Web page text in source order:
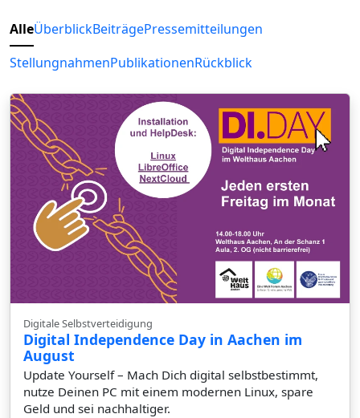
AlleÜberblickBeiträgePressemitteilungen
StellungnahmenPublikationenRückblick
Digitale Selbstverteidigung
Digital Independence Day in Aachen im
August
Update Yourself – Mach Dich digital selbstbestimmt,
nutze Deinen PC mit einem modernen Linux, spare
Geld und sei nachhaltiger.